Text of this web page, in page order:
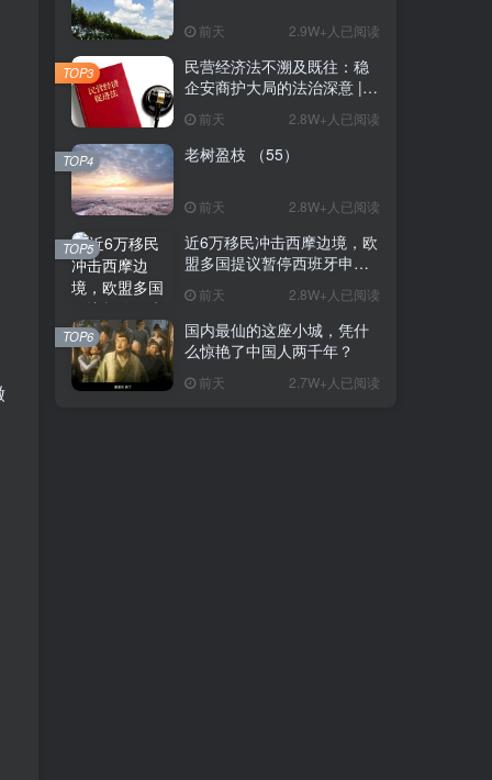
前天 2.9W+人已阅读
民营经济法不溯及既往：稳
企安商护大局的法治深意 |
前天 2.8W+人已阅读
TOP3
老树盈枝 （55）
前天 2.8W+人已阅读
TOP4
近6万移民冲击西摩边境，欧
盟多国提议暂停西班牙申根
前天 2.8W+人已阅读
TOP5
国内最仙的这座小城，凭什
么惊艳了中国人两千年？
前天 2.7W+人已阅读
TOP6